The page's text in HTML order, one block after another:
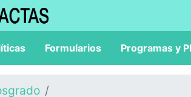
Formularios Programas y